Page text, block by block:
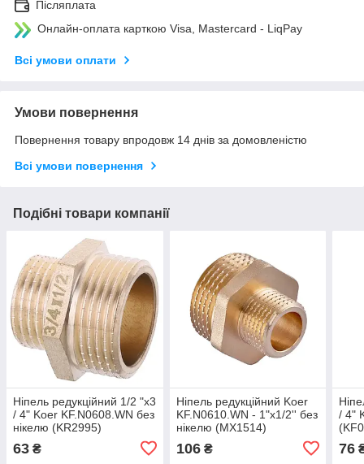
Післяплата
Онлайн-оплата карткою Visa, Mastercard - LiqPay
Всі умови оплати
Умови повернення
Повернення товару впродовж 14 днів за домовленістю
Всі умови повернення
Подібні товари компанії
Ніпель редукційний 1/2 "х3
/ 4" Koer KF.N0608.WN без
нікелю (KR2995)
63 ₴
Ніпель редукційний Koer
KF.N0610.WN - 1"x1/2'' без
нікелю (MX1514)
106₴
/ 4"
76